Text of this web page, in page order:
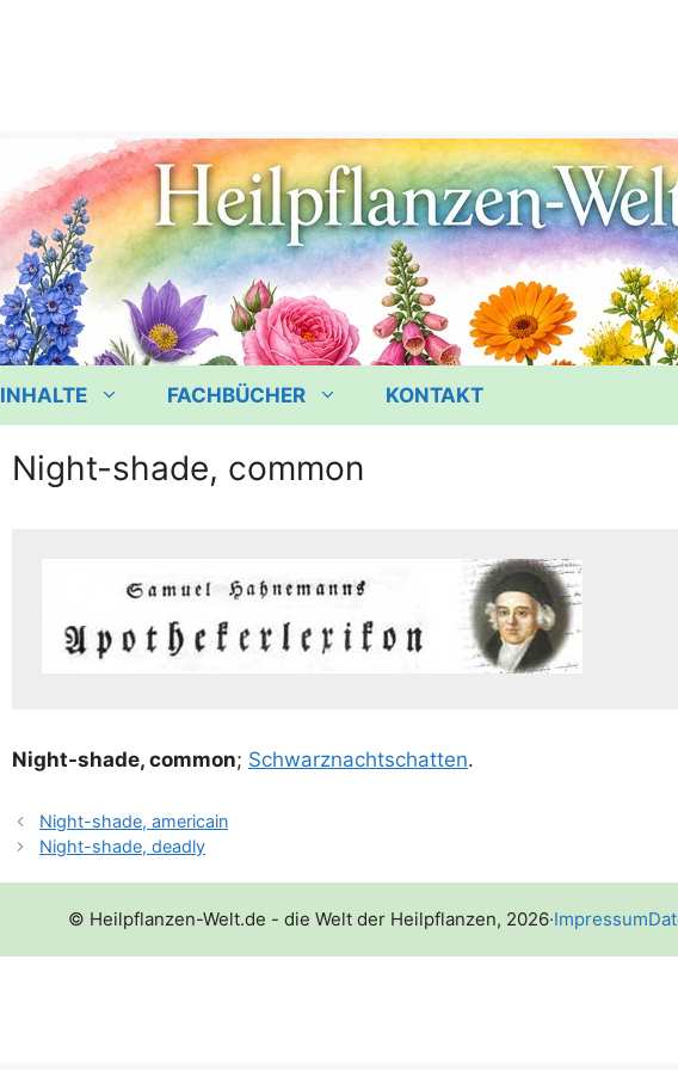
INHALTE FACHBÜCHER KONTAKT
Night-shade, common
Night-sha­de, com­mon; Schwarz­nacht­schat­ten.
Night-shade, americain
Night-shade, deadly
© Heilpflanzen-Welt.de - die Welt der Heilpflanzen, 2026·Impressum